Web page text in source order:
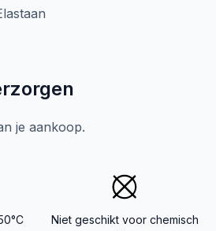
je aankoop.
Niet geschikt voor chemisch